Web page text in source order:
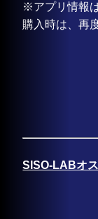
※アプリ情報
購入時は、再
SISO-LABオ